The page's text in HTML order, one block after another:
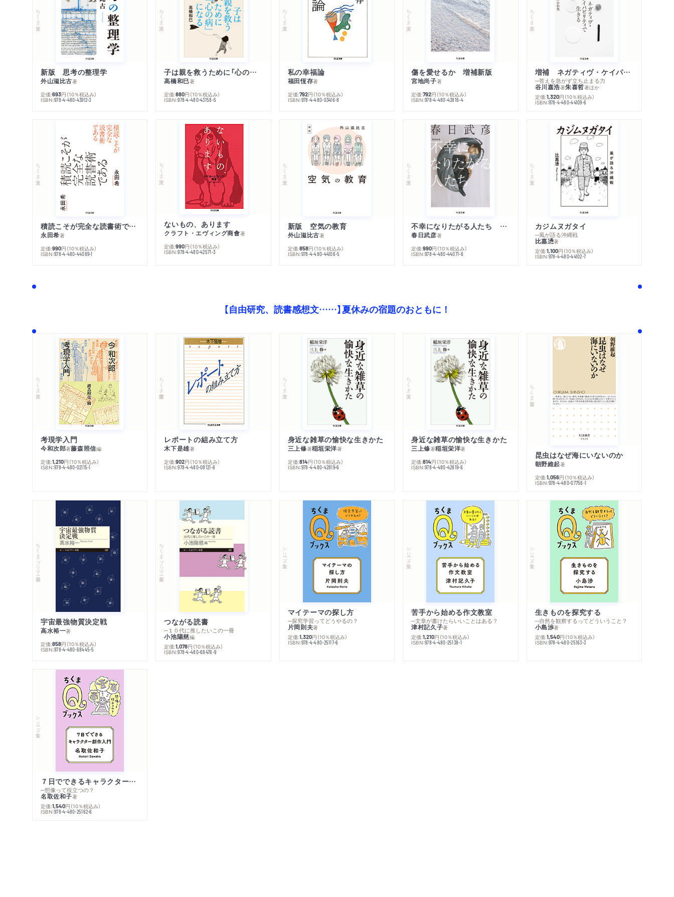
ちくま文庫
新版 思考の整理学
外山滋比古著
定価:693円 （10％税込み）
ISBN:978-4-480-43912-3
ちくま文庫
子は親を救うために「心の病」になる
高橋和巳著
定価:880円 （10％税込み）
ISBN:978-4-480-43158-5
ちくま文庫
私の幸福論
福田恆存著
定価:792円 （10％税込み）
ISBN:978-4-480-03416-8
ちくま文庫
傷を愛せるか 増補新版
宮地尚子著
定価:792円 （10％税込み）
ISBN:978-4-480-43816-4
ちくま文庫
増補 ネガティヴ・ケイパビリティで生きる
─答えを急がず立ち止まる力
谷川嘉浩著朱喜哲著ほか
定価:1,320円 （10％税込み）
ISBN:978-4-480-44109-6
ちくま文庫
積読こそが完全な読書術である
永田希著
定価:990円 （10％税込み）
ISBN:978-4-480-44089-1
ちくま文庫
ないもの、あります
クラフト・エヴィング商會著
定価:990円 （10％税込み）
ISBN:978-4-480-42571-3
ちくま文庫
新版 空気の教育
外山滋比古著
定価:858円 （10％税込み）
ISBN:978-4-480-44106-5
ちくま文庫
不幸になりたがる人たち 増補新版
春日武彦著
定価:990円 （10％税込み）
ISBN:978-4-480-44071-6
ちくま文庫
カジムヌガタイ
─風が語る沖縄戦
比嘉慂著
定価:1,100円 （10％税込み）
ISBN:978-4-480-44102-7
【自由研究、読書感想文……】夏休みの宿題のおともに！
ちくま文庫
考現学入門
今和次郎著藤森照信編
定価:1,210円 （10％税込み）
ISBN:978-4-480-02115-1
ちくま学芸文庫
レポートの組み立て方
木下是雄著
定価:902円 （10％税込み）
ISBN:978-4-480-08121-6
ちくま文庫
身近な雑草の愉快な生きかた
三上修著稲垣栄洋著
定価:814円 （10％税込み）
ISBN:978-4-480-42819-6
ちくま文庫
身近な雑草の愉快な生きかた
三上修著稲垣栄洋著
定価:814円 （10％税込み）
ISBN:978-4-480-42819-6
ちくま新書
昆虫はなぜ海にいないのか
朝野維起著
定価:1,056円 （10％税込み）
ISBN:978-4-480-07756-1
ちくまプリマー新書
宇宙最強物質決定戦
高水裕一著
定価:858円 （10％税込み）
ISBN:978-4-480-68445-5
ちくまプリマー新書
つながる読書
─１０代に推したいこの一冊
小池陽慈編
定価:1,078円 （10％税込み）
ISBN:978-4-480-68476-9
シリーズ・全集
マイテーマの探し方
─探究学習ってどうやるの？
片岡則夫著
定価:1,320円 （10％税込み）
ISBN:978-4-480-25117-6
シリーズ・全集
苦手から始める作文教室
─文章が書けたらいいことはある？
津村記久子著
定価:1,210円 （10％税込み）
ISBN:978-4-480-25138-1
シリーズ・全集
生きものを探究する
─自然を観察するってどういうこと？
小島渉著
定価:1,540円 （10％税込み）
ISBN:978-4-480-25163-3
シリーズ・全集
７日でできるキャラクター創作入門
─想像って役立つの？
名取佐和子著
定価:1,540円 （10％税込み）
ISBN:978-4-480-25162-6